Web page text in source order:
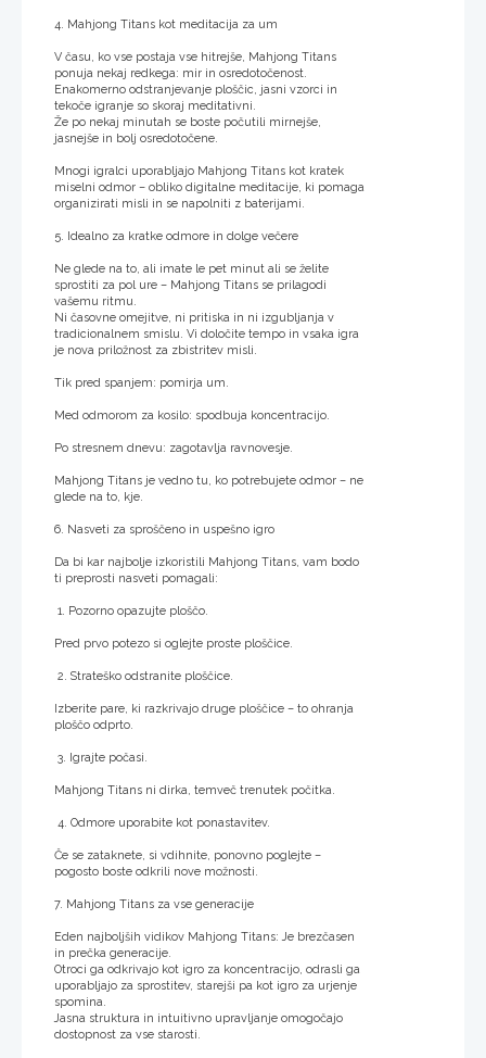
4. Mahjong Titans kot meditacija za um
V času, ko vse postaja vse hitrejše, Mahjong Titans
ponuja nekaj redkega: mir in osredotočenost.
Enakomerno odstranjevanje ploščic, jasni vzorci in
tekoče igranje so skoraj meditativni.
Že po nekaj minutah se boste počutili mirnejše,
jasnejše in bolj osredotočene.
Mnogi igralci uporabljajo Mahjong Titans kot kratek
miselni odmor – obliko digitalne meditacije, ki pomaga
organizirati misli in se napolniti z baterijami.
5. Idealno za kratke odmore in dolge večere
Ne glede na to, ali imate le pet minut ali se želite
sprostiti za pol ure – Mahjong Titans se prilagodi
vašemu ritmu.
Ni časovne omejitve, ni pritiska in ni izgubljanja v
tradicionalnem smislu. Vi določite tempo in vsaka igra
je nova priložnost za zbistritev misli.
Tik pred spanjem: pomirja um.
Med odmorom za kosilo: spodbuja koncentracijo.
Po stresnem dnevu: zagotavlja ravnovesje.
Mahjong Titans je vedno tu, ko potrebujete odmor – ne
glede na to, kje.
6. Nasveti za sproščeno in uspešno igro
Da bi kar najbolje izkoristili Mahjong Titans, vam bodo
ti preprosti nasveti pomagali:
1. Pozorno opazujte ploščo.
Pred prvo potezo si oglejte proste ploščice.
2. Strateško odstranite ploščice.
Izberite pare, ki razkrivajo druge ploščice – to ohranja
ploščo odprto.
3. Igrajte počasi.
Mahjong Titans ni dirka, temveč trenutek počitka.
4. Odmore uporabite kot ponastavitev.
Če se zataknete, si vdihnite, ponovno poglejte –
pogosto boste odkrili nove možnosti.
7. Mahjong Titans za vse generacije
Eden najboljših vidikov Mahjong Titans: Je brezčasen
in prečka generacije.
Otroci ga odkrivajo kot igro za koncentracijo, odrasli ga
uporabljajo za sprostitev, starejši pa kot igro za urjenje
spomina.
Jasna struktura in intuitivno upravljanje omogočajo
dostopnost za vse starosti.